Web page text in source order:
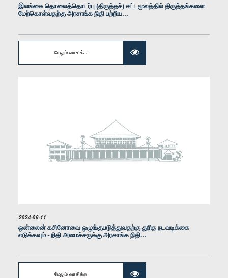
கௌரவ மஹிந்தானந்த அலுத்கமகே, பா.உ.
இலங்கை தொலைத்தொடர்பு (திருத்தச்) சட்டமூலத்தில் திருத்தங்களை
மேற்கொள்வதற்கு அரசாங்க நிதி பற்றிய...
மேலும் வாசிக்க
2024-06-11
ஒன்லைன் கசினோவை ஒழுங்குபடுத்துவதற்கு துரித நடவடிக்கை
எடுக்கவும் - நிதி அமைச்சருக்கு அரசாங்க நிதி...
மேலும் வாசிக்க